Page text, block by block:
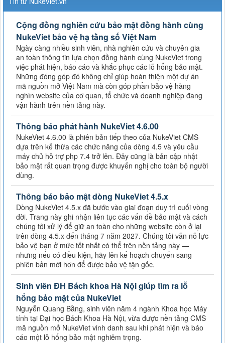
Cộng đồng nghiên cứu bảo mật đồng hành cùng
NukeViet bảo vệ hạ tầng số Việt Nam
Ngày càng nhiều sinh viên, nhà nghiên cứu và chuyên gia
an toàn thông tin lựa chọn đồng hành cùng NukeViet trong
việc phát hiện, báo cáo và khắc phục các lỗ hổng bảo mật.
Những đóng góp đó không chỉ giúp hoàn thiện một dự án
mã nguồn mở Việt Nam mà còn góp phần bảo vệ hàng
nghìn website của cơ quan, tổ chức và doanh nghiệp đang
vận hành trên nền tảng này.
Thông báo phát hành NukeViet 4.6.00
NukeViet 4.6.00 là phiên bản tiếp theo của NukeViet CMS
dựa trên kế thừa các chức năng của dòng 4.5 và yêu cầu
máy chủ hỗ trợ php 7.4 trở lên. Đây cũng là bản cập nhật
bảo mật rất quan trọng được khuyến nghị cho toàn bộ người
dùng.
Thông báo bảo mật dòng NukeViet 4.5.x
Dòng NukeViet 4.5.x đã bước vào giai đoạn duy trì cuối vòng
đời. Trang này ghi nhận liên tục các vấn đề bảo mật và cách
chúng tôi xử lý để giữ an toàn cho những website còn ở lại
trên dòng 4.5.x đến tháng 7 năm 2027. Chúng tôi vẫn nỗ lực
bảo vệ bạn ở mức tốt nhất có thể trên nền tảng này —
nhưng nếu có điều kiện, hãy lên kế hoạch chuyển sang
phiên bản mới hơn để được bảo vệ tận gốc.
Sinh viên ĐH Bách khoa Hà Nội giúp tìm ra lỗ
hổng bảo mật của NukeViet
Nguyễn Quang Bằng, sinh viên năm 4 ngành Khoa học Máy
tính tại Đại học Bách Khoa Hà Nội, vừa được nền tảng CMS
mã nguồn mở NukeViet vinh danh sau khi phát hiện và báo
cáo một lỗ hổng bảo mật nghiêm trọng.